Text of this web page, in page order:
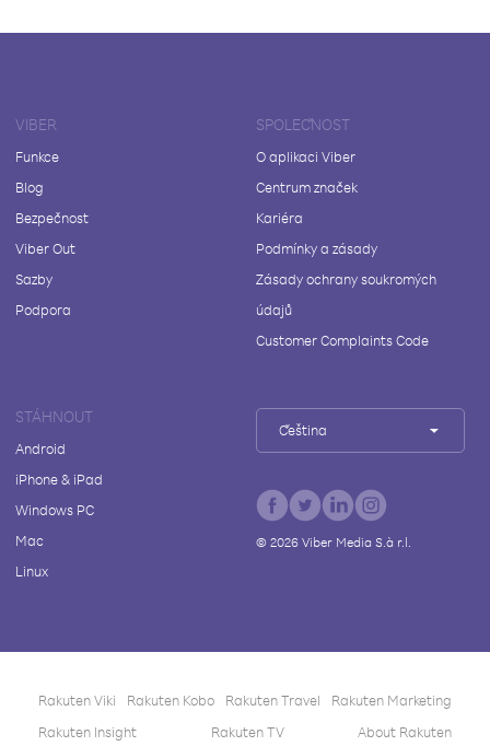
VIBER
Funkce
Blog
Bezpečnost
Viber Out
Sazby
Podpora
SPOLEČNOST
O aplikaci Viber
Centrum značek
Kariéra
Podmínky a zásady
Zásady ochrany soukromých
údajů
Customer Complaints Code
STÁHNOUT
Android
iPhone & iPad
Windows PC
Mac
Linux
Čeština
© 2026Viber Media S.à r.l.
Rakuten Viki Rakuten Kobo Rakuten Travel
Rakuten Marketing
Rakuten Insight
Rakuten TV About Rakuten